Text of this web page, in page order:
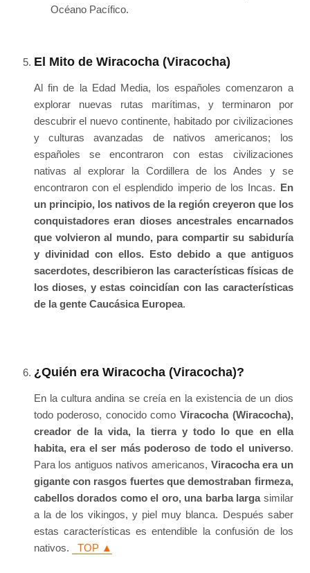
Océano Pacífico.
El Mito de Wiracocha (Viracocha)
Al fin de la Edad Media, los españoles comenzaron a
explorar nuevas rutas marítimas, y terminaron por
descubrir el nuevo continente, habitado por civilizaciones
y culturas avanzadas de nativos americanos; los
españoles se encontraron con estas civilizaciones
nativas al explorar la Cordillera de los Andes y se
encontraron con el esplendido imperio de los Incas. En
un principio, los nativos de la región creyeron que los
conquistadores eran dioses ancestrales encarnados
que volvieron al mundo, para compartir su sabiduría
y divinidad con ellos. Esto debido a que antiguos
sacerdotes, describieron las características físicas de
los dioses, y estas coincidían con las características
de la gente Caucásica Europea.
¿Quién era Wiracocha (Viracocha)?
En la cultura andina se creía en la existencia de un dios
todo poderoso, conocido comoViracocha (Wiracocha),
creador de la vida, la tierra y todo lo que en ella
habita, era el ser más poderoso de todo el universo.
Para los antiguos nativos americanos, Viracocha era un
gigante con rasgos fuertes que demostraban firmeza,
cabellos dorados como el oro, una barba largasimilar
a la de los vikingos, y piel muy blanca. Después saber
estas características es entendible la confusión de los
nativos.
TOP ▲